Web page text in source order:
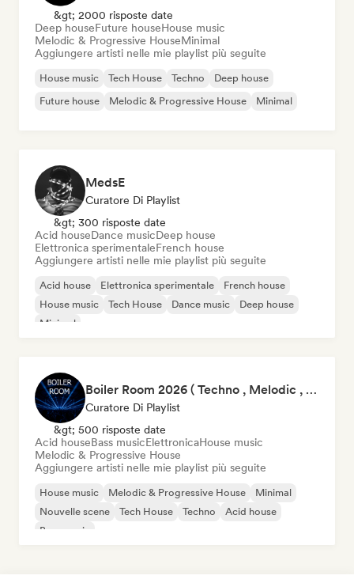
&gt; 2000 risposte date
Deep houseFuture houseHouse music
Melodic & Progressive HouseMinimal
Aggiungere artisti nelle mie playlist più seguite
House music Tech House Techno
Deep house
Future house
Melodic & Progressive House Minimal
MedsE
Curatore Di Playlist
&gt; 300 risposte date
Acid houseDance musicDeep house
Elettronica sperimentaleFrench house
Aggiungere artisti nelle mie playlist più seguite
Acid house Elettronica sperimentale
French house
House music
Tech House Dance music
Deep house
Minimal
Boiler Room 2026 ( Techno , Melodic , Underground )
Curatore Di Playlist
&gt; 500 risposte date
Acid houseBass musicElettronicaHouse music
Melodic & Progressive House
Aggiungere artisti nelle mie playlist più seguite
House music Melodic & Progressive House
Minimal
Nouvelle scene
Tech House Techno
Acid house
Bass music